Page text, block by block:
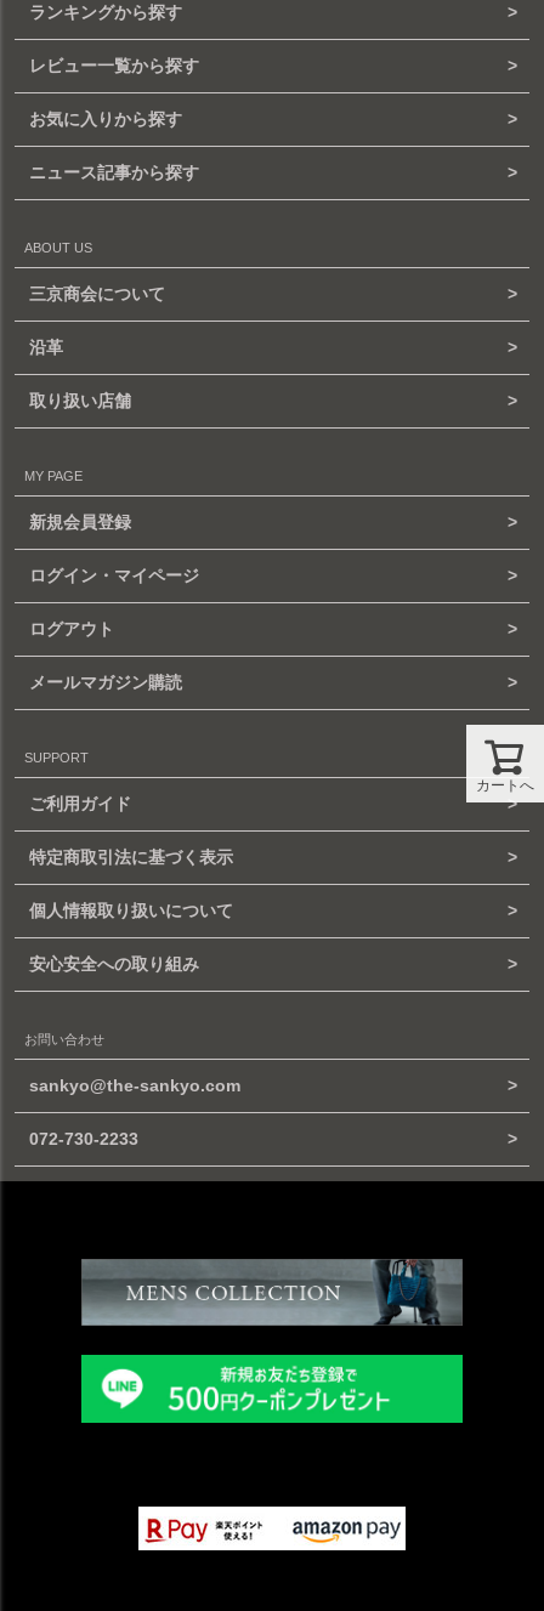
カートへ
ランキングから探す
レビュー一覧から探す
お気に入りから探す
ニュース記事から探す
ABOUT US
三京商会について
沿革
取り扱い店舗
MY PAGE
新規会員登録
ログイン・マイページ
ログアウト
メールマガジン購読
SUPPORT
ご利用ガイド
特定商取引法に基づく表示
個人情報取り扱いについて
安心安全への取り組み
お問い合わせ
sankyo@the-sankyo.com
072-730-2233